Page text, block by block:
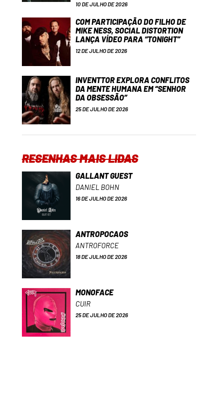
10 DE JULHO DE 2026
COM PARTICIPAÇÃO DO FILHO DE
MIKE NESS, SOCIAL DISTORTION
LANÇA VÍDEO PARA “TONIGHT”
12 DE JULHO DE 2026
INVENTTOR EXPLORA CONFLITOS
DA MENTE HUMANA EM “SENHOR
DA OBSESSÃO”
25 DE JULHO DE 2026
RESENHAS MAIS LIDAS
GALLANT GUEST
DANIEL BOHN
16 DE JULHO DE 2026
ANTROPOCAOS
ANTROFORCE
18 DE JULHO DE 2026
MONOFACE
CUIR
25 DE JULHO DE 2026